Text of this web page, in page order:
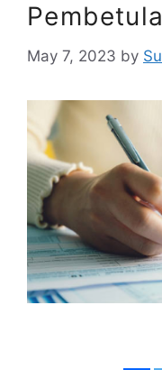
May 7, 2023 by